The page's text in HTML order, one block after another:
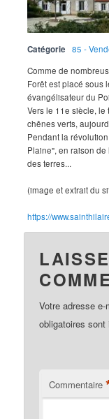
Catégorie
85 -
Comme de
Forêt est placé sous
évangélisateur du
Vers le 11e siècle, le
chênes verts,
Pendant la
Plaine", en raison
des terres...
(image et extrait du
https://
Votre adresse
obligatoires
Commentaire